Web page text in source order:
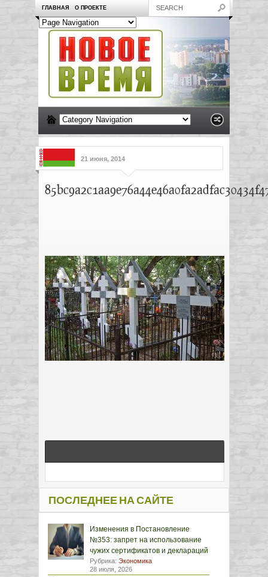
ГЛАВНАЯ О ПРОЕКТЕ
21 июня, 2014
ПОСЛЕДНЕЕ НА САЙТЕ
Изменения в Постановление
№353: запрет на использование
чужих сертификатов и деклараций
Рубрика: Экономика
28 июля, 2026